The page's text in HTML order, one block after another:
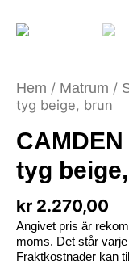
Hem / Matrum /
tyg beige, brun
tyg
kr 2.270,00
Angivet pris är
moms. Det står
Fraktkostnader kan